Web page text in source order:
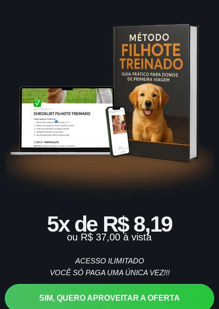
5x de R$ 8,19
ou R$ 37,00 à vista
ACESSO ILIMITADO
VOCÊ SÓ PAGA UMA ÚNICA VEZ!!!
SIM, QUERO APROVEITAR A OFERTA